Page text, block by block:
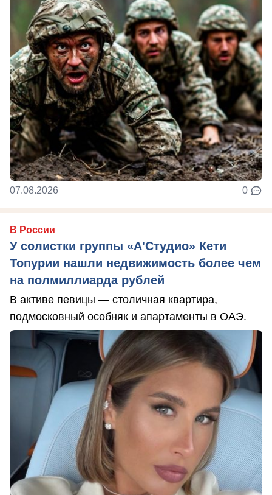
07.08.2026 0
В России
У солистки группы «А'Студио» Кети
Топурии нашли недвижимость более чем
на полмиллиарда рублей
В активе певицы — столичная квартира,
подмосковный особняк и апартаменты в ОАЭ.